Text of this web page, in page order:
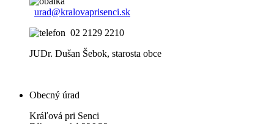
urad@kralovaprisenci.sk
02 2129 2210
JUDr. Dušan Šebok, starosta obce
Obecný úrad
Kráľová pri Senci